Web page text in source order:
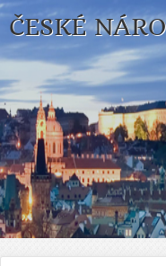
ČESKÉ